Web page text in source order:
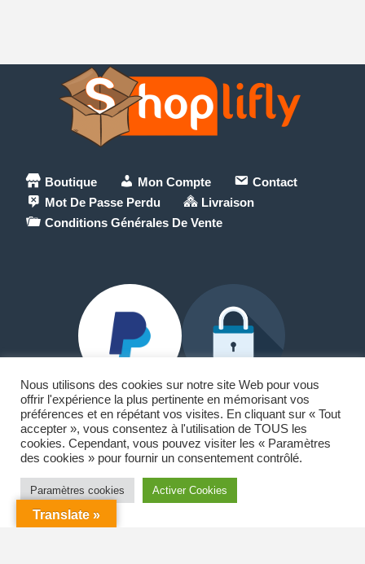
Boutique Mon Compte
Contact
Mot De Passe Perdu
Livraison
Conditions Générales De Vente
Paypal et Carte Bancaire
🏠18 allée du lac Saint-André 73370 Le Bourget-du-Lac
☎️ 06.42.00.82.63
Nous utilisons des cookies sur notre site Web pour vous
offrir l'expérience la plus pertinente en mémorisant vos
préférences et en répétant vos visites. En cliquant sur « Tout
accepter », vous consentez à l'utilisation de TOUS les
cookies. Cependant, vous pouvez visiter les « Paramètres
des cookies » pour fournir un consentement contrôlé.
Paramètres cookies Activer Cookies
Translate »